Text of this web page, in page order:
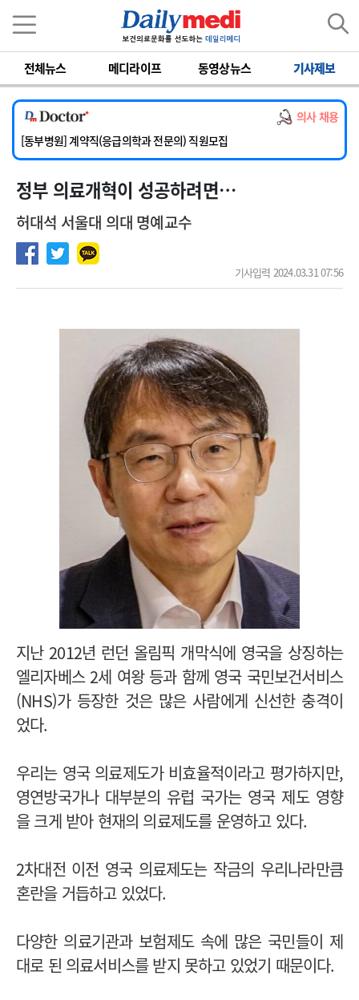
전체뉴스 메디라이프 동영상뉴스 기사제보
의사 채용
[서울아산병원] 2026년 하반기 인턴 모집
[영남대학교의료원] 마취통증의학과 임기제 임상의사 채용
[충남대학교병원] 소아청소년과(소아응급전담) 계약직 의사 공개채용
[동부병원] 계약직(응급의학과 전문의) 직원모집
[이대목동병원] 하반기 전공의(레지던트1년차) 모집
[서울아산병원] 2026년 하반기 인턴 모집
[영남대학교의료원] 마취통증의학과 임기제 임상의사 채용
정부 의료개혁이 성공하려면…
허대석 서울대 의대 명예교수
기사입력 2024.03.31 07:56
지난 2012년 런던 올림픽 개막식에 영국을 상징하는
엘리자베스 2세 여왕 등과 함께 영국 국민보건서비스
(NHS)가 등장한 것은 많은 사람에게 신선한 충격이
었다.
우리는 영국 의료제도가 비효율적이라고 평가하지만,
영연방국가나 대부분의 유럽 국가는 영국 제도 영향
을 크게 받아 현재의 의료제도를 운영하고 있다.
2차대전 이전 영국 의료제도는 작금의 우리나라만큼
혼란을 거듭하고 있었다.
다양한 의료기관과 보험제도 속에 많은 국민들이 제
대로 된 의료서비스를 받지 못하고 있었기 때문이다.